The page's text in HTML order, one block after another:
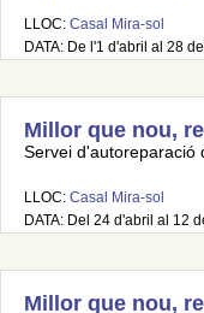
LLOC: Casal Mira-sol
DATA: De l'1 d'abril al 28
Millor que nou,
Servei d'autoreparació
LLOC: Casal Mira-sol
DATA: Del 24 d'abril al 12
Millor que nou,